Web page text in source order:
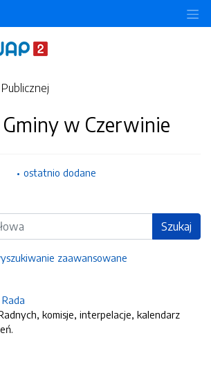
Gminy w Czerwinie
ostatnio dodane
Szukaj
zaawansowane
komisje, interpelacje, kalendarz